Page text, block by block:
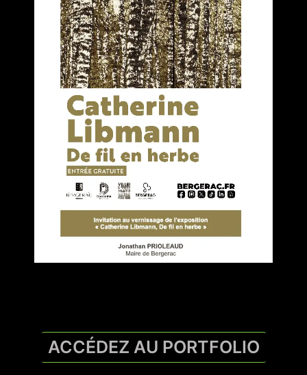
ACCÉDEZ AU PORTFOLIO